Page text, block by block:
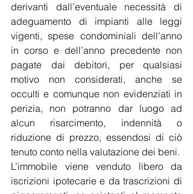
derivanti dall’eventuale necessità di
adeguamento di impianti alle leggi
vigenti, spese condominiali dell’anno
in corso e dell’anno precedente non
pagate dai debitori, per qualsiasi
motivo non considerati, anche se
occulti e comunque non evidenziati in
perizia, non potranno dar luogo ad
alcun risarcimento, indennità o
riduzione di prezzo, essendosi di ciò
tenuto conto nella valutazione dei beni.
L’immobile viene venduto libero da
iscrizioni ipotecarie e da trascrizioni di